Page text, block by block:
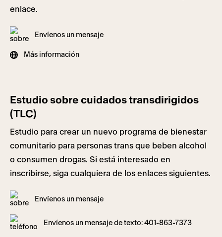
enlace.
Envíenos un mensaje
Más información
Estudio sobre cuidados transdirigidos
(TLC)
Estudio para crear un nuevo programa de bienestar
comunitario para personas trans que beben alcohol
o consumen drogas. Si está interesado en
inscribirse, siga cualquiera de los enlaces siguientes.
Envíenos un mensaje
Envíenos un mensaje de texto: 401-863-7373